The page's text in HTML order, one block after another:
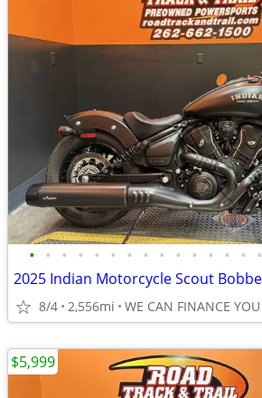
• • • • • • • • • • • • • • •
8/4 2,556mi WE CAN FINANCE YOU
$5,999